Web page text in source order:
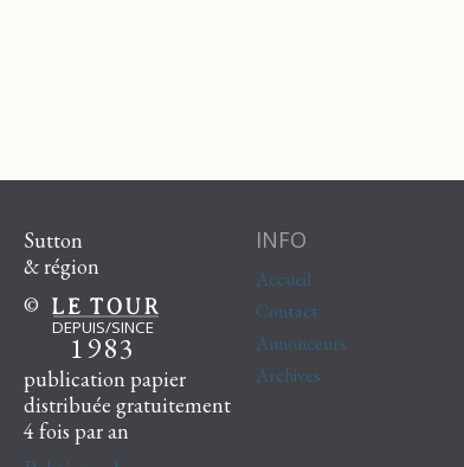
Sutton
& région
©
DEPUIS/SINCE
1983
publication papier
distribuée gratuitement
4 fois par an
INFO
Accueil
Contact
Annonceurs
Archives